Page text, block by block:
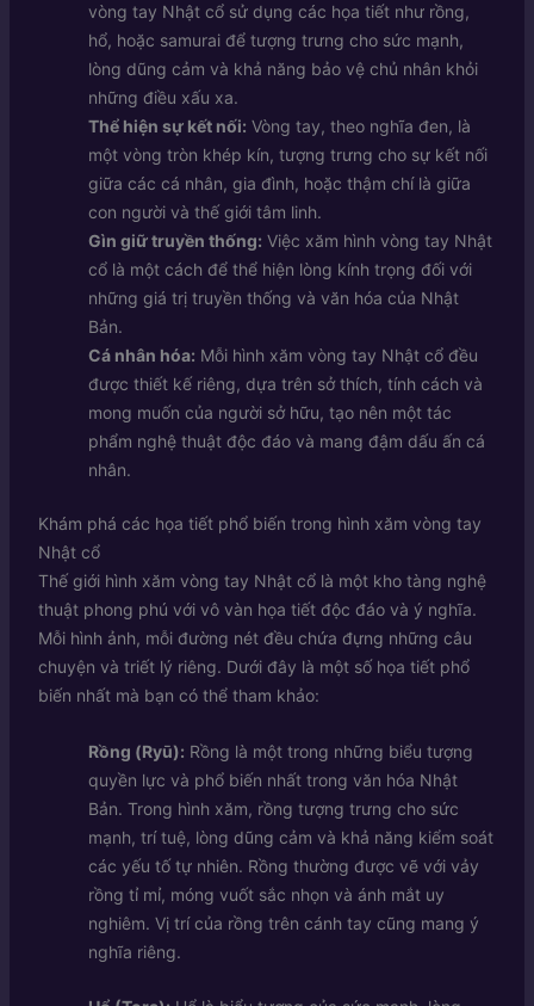
vòng tay Nhật cổ sử dụng các họa tiết như rồng,
hổ, hoặc samurai để tượng trưng cho sức mạnh,
lòng dũng cảm và khả năng bảo vệ chủ nhân khỏi
những điều xấu xa.
Thể hiện sự kết nối: Vòng tay, theo nghĩa đen, là
một vòng tròn khép kín, tượng trưng cho sự kết nối
giữa các cá nhân, gia đình, hoặc thậm chí là giữa
con người và thế giới tâm linh.
Gìn giữ truyền thống: Việc xăm hình vòng tay Nhật
cổ là một cách để thể hiện lòng kính trọng đối với
những giá trị truyền thống và văn hóa của Nhật
Bản.
Cá nhân hóa: Mỗi hình xăm vòng tay Nhật cổ đều
được thiết kế riêng, dựa trên sở thích, tính cách và
mong muốn của người sở hữu, tạo nên một tác
phẩm nghệ thuật độc đáo và mang đậm dấu ấn cá
nhân.
Khám phá các họa tiết phổ biến trong hình xăm vòng tay
Nhật cổ
Thế giới hình xăm vòng tay Nhật cổ là một kho tàng nghệ
thuật phong phú với vô vàn họa tiết độc đáo và ý nghĩa.
Mỗi hình ảnh, mỗi đường nét đều chứa đựng những câu
chuyện và triết lý riêng. Dưới đây là một số họa tiết phổ
biến nhất mà bạn có thể tham khảo:
Rồng (Ryū): Rồng là một trong những biểu tượng
quyền lực và phổ biến nhất trong văn hóa Nhật
Bản. Trong hình xăm, rồng tượng trưng cho sức
mạnh, trí tuệ, lòng dũng cảm và khả năng kiểm soát
các yếu tố tự nhiên. Rồng thường được vẽ với vảy
rồng tỉ mỉ, móng vuốt sắc nhọn và ánh mắt uy
nghiêm. Vị trí của rồng trên cánh tay cũng mang ý
nghĩa riêng.